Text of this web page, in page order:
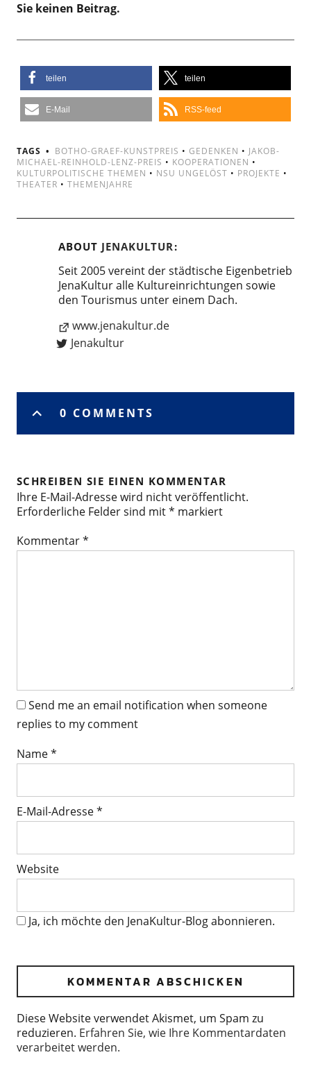
Sie keinen Beitrag.
teilen teilen
E-Mail RSS-feed
TAGS BOTHO-GRAEF-KUNSTPREIS • GEDENKEN • JAKOB-
MICHAEL-REINHOLD-LENZ-PREIS • KOOPERATIONEN •
KULTURPOLITISCHE THEMEN • NSU UNGELÖST • PROJEKTE •
THEATER • THEMENJAHRE
ABOUT JENAKULTUR
Seit 2005 vereint der städtische Eigenbetrieb
JenaKultur alle Kultureinrichtungen sowie
den Tourismus unter einem Dach.
www.jenakultur.de
Jenakultur
0 COMMENTS
SCHREIBEN SIE EINEN KOMMENTAR
Ihre E-Mail-Adresse wird nicht veröffentlicht.
Erforderliche Felder sind mit* markiert
Kommentar*
Send me an email notification when someone
replies to my comment
Name*
E-Mail-Adresse*
Website
Ja, ich möchte den JenaKultur-Blog abonnieren.
Diese Website verwendet Akismet, um Spam zu
reduzieren. Erfahren Sie, wie Ihre Kommentardaten
verarbeitet werden.